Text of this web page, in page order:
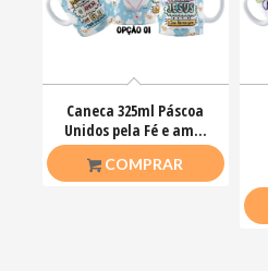
Caneca 325ml Páscoa
Unidos pela Fé e amor
que ele nos ensinou
COMPRAR